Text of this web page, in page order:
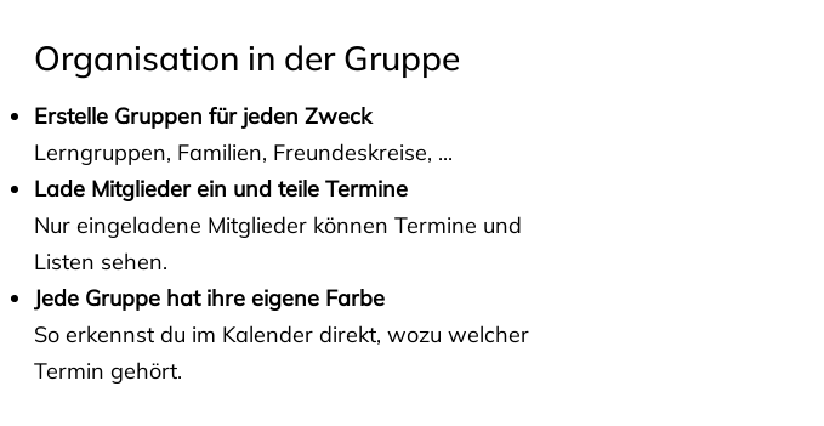
Organisation in der Gruppe
Erstelle Gruppen für jeden Zweck
Lerngruppen, Familien, Freundeskreise, ...
Lade Mitglieder ein und teile Termine
Nur eingeladene Mitglieder können Termine und
Listen sehen.
Jede Gruppe hat ihre eigene Farbe
So erkennst du im Kalender direkt, wozu welcher
Termin gehört.